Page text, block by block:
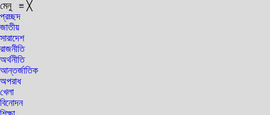
মেনু ≡ ╳
প্রচ্ছদ
জাতীয়
সারাদেশ
রাজনীতি
অর্থনীতি
আন্তর্জাতিক
অপরাধ
খেলা
বিনোদন